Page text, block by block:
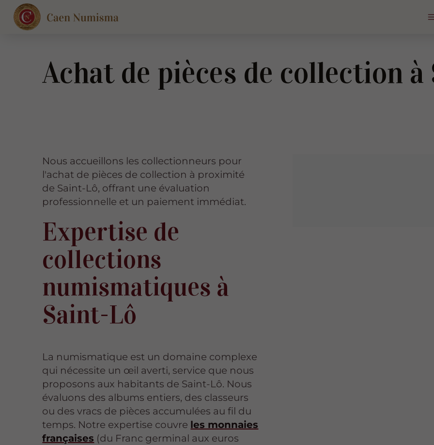
Achat de pièces de collection
Nous accueillons les collectionneurs pour
l'achat de pièces de collection à proximité
de Saint-Lô, offrant une évaluation
professionnelle et un paiement immédiat.
Expertise de
collections
numismatiques à
Saint-Lô
La numismatique est un domaine complexe
qui nécessite un œil averti, service que nous
proposons aux habitants de Saint-Lô. Nous
évaluons des albums entiers, des classeurs
ou des vracs de pièces accumulées au fil du
temps. Notre expertise couvre les monnaies
françaises (du Franc germinal aux euros